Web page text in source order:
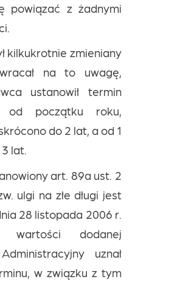
powiązać z żadnymi
kilkukrotnie zmieniany
na to uwagę,
ustanowił termin
początku roku,
do 2 lat, a od 1
lat.
art. 89a ust. 2
ulgi na złe długi jest
28 listopada 2006 r.
dodanej
uznał
w związku z tym